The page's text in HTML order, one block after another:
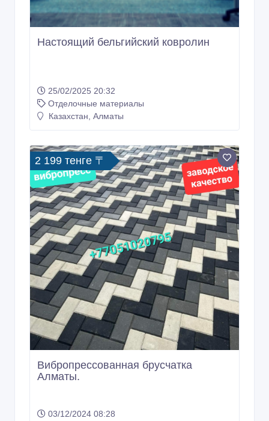
Настоящий бельгийский ковролин
25/02/2025 20:32
Отделочные материалы
Казахстан, Алматы
2 199 тенге 〒
Вибропрессованная брусчатка
Алматы.
03/12/2024 08:28